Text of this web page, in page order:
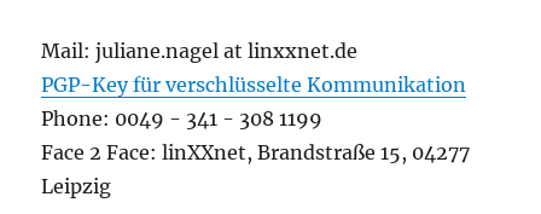
Mail: juliane.nagel at linxxnet.de
PGP-Key für verschlüsselte Kommunikation
Phone: 0049 - 341 - 308 1199
Face 2 Face: linXXnet, Brandstraße 15, 04277
Leipzig